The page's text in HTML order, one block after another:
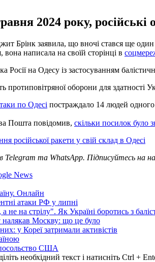
2024 року,
Брінк заявила, що вночі стався ще
написала на своїй сторінці в
Росії на Одесу із застосуванням
протиповітряної оборони для здатності
по Одесі постраждало 14 людей одного
Пошта повідомив, скільки посилок було
російської ракети у свій склад в Одесі
в Telegram та WhatsApp. Підписуйтесь на
News
Онлайн
атаки РФ у липні
не на стрілу". Як Україні боротись з
налякав Москву: що це було
у Кореї затримали активістів
США
необхідний текст і натисніть Ctrl +